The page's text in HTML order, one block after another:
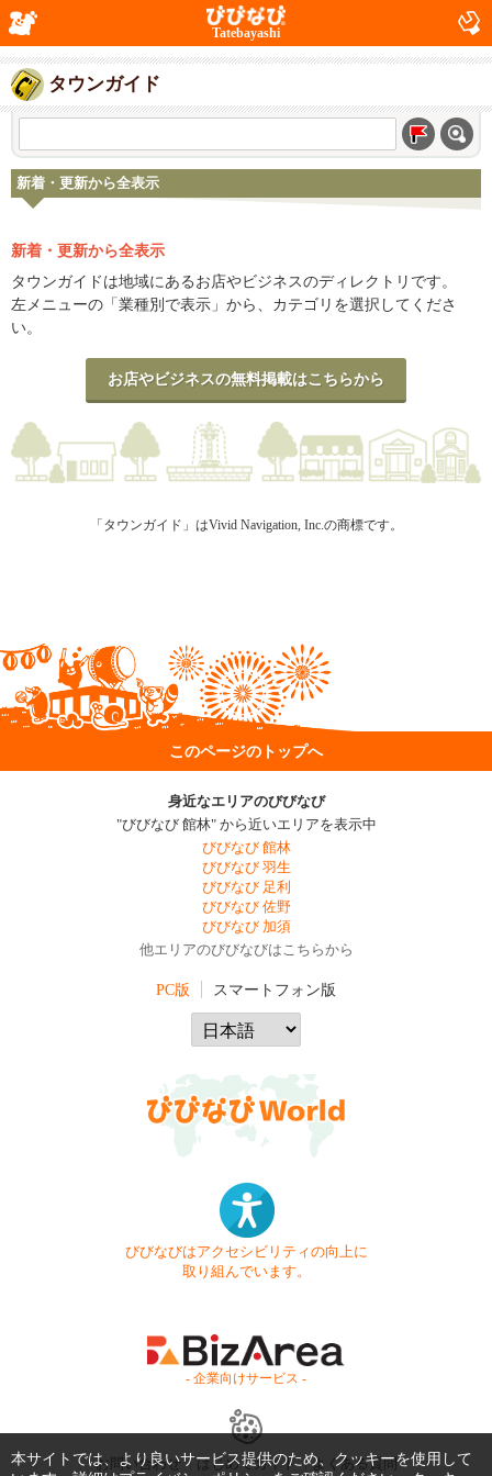
Tatebayashi
タウンガイド
新着・更新から全表示
新着・更新から全表示
タウンガイドは地域にあるお店やビジネスのディレクトリです。
左メニューの「業種別で表示」から、カテゴリを選択してくださ
い。
お店やビジネスの無料掲載はこちらから
「タウンガイド」はVivid Navigation, Inc.の商標です。
このページのトップへ
身近なエリアのびびなび
"びびなび 館林" から近いエリアを表示中
びびなび 館林
びびなび 羽生
びびなび 足利
びびなび 佐野
びびなび 加須
他エリアのびびなびはこちらから
PC版 スマートフォン版
びびなびはアクセシビリティの向上に
取り組んでいます。
- 企業向けサービス -
お問い合わせ はじめてガイド よくある質問
本サイトでは、より良いサービス提供のため、クッキーを使用して